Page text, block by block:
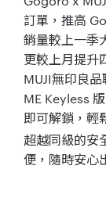
訂單，推高
銷量較上一季
更較上月提升
MUJI無印良
ME Keyless
即可解鎖，輕
超越同級的安
便，隨時安心